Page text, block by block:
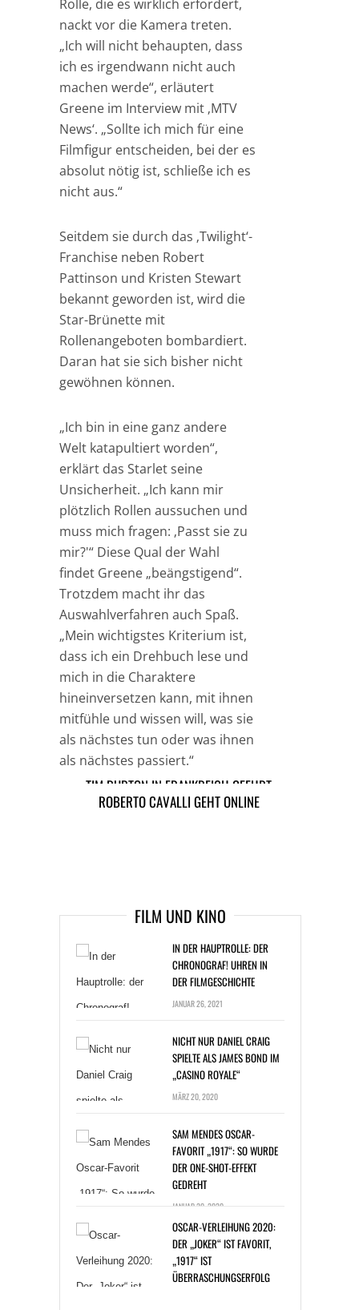
Rolle, die es wirklich erfordert,
nackt vor die Kamera treten.
„Ich will nicht behaupten, dass
ich es irgendwann nicht auch
machen werde“, erläutert
Greene im Interview mit ‚MTV
News‘. „Sollte ich mich für eine
Filmfigur entscheiden, bei der es
absolut nötig ist, schließe ich es
nicht aus.“
Seitdem sie durch das ‚Twilight‘-
Franchise neben Robert
Pattinson und Kristen Stewart
bekannt geworden ist, wird die
Star-Brünette mit
Rollenangeboten bombardiert.
Daran hat sie sich bisher nicht
gewöhnen können.
„Ich bin in eine ganz andere
Welt katapultiert worden“,
erklärt das Starlet seine
Unsicherheit. „Ich kann mir
plötzlich Rollen aussuchen und
muss mich fragen: ‚Passt sie zu
mir?'“ Diese Qual der Wahl
findet Greene „beängstigend“.
Trotzdem macht ihr das
Auswahlverfahren auch Spaß.
„Mein wichtigstes Kriterium ist,
dass ich ein Drehbuch lese und
mich in die Charaktere
hineinversetzen kann, mit ihnen
mitfühle und wissen will, was sie
als nächstes tun oder was ihnen
als nächstes passiert.“
PROMI-STAR NEWS
TIM BURTON IN FRANKREICH GEEHRT
ROBERTO CAVALLI GEHT ONLINE
FILM UND KINO
CHRONOGRAF! UHREN IN
DER FILMGESCHICHTE
JANUAR 26, 2021
SPIELTE ALS JAMES BOND IM
„CASINO ROYALE“
MÄRZ 20, 2020
FAVORIT „1917“: SO WURDE
DER ONE-SHOT-EFFEKT
GEDREHT
JANUAR 20, 2020
OSCAR-VERLEIHUNG 2020:
DER „JOKER“ IST FAVORIT,
„1917“ IST
ÜBERRASCHUNGSERFOLG
JANUAR 14, 2020